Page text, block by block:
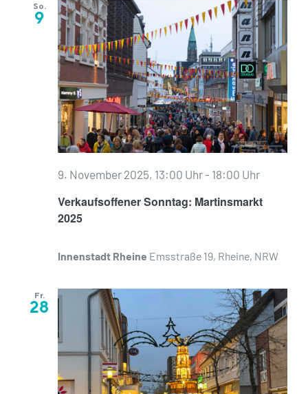
So.
9
Verkaufsoffener Sonntag: Martinsmarkt
2025
9. November 2025, 13:00 Uhr- 18:00 Uhr
Innenstadt Rheine Emsstraße 19, Rheine, NRW
Fr.
28